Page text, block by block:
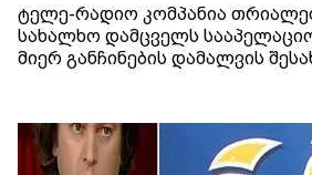
ტელე-რადიო კომპანია
სახალხო დამცველს
მიერ განჩინების დამალვის